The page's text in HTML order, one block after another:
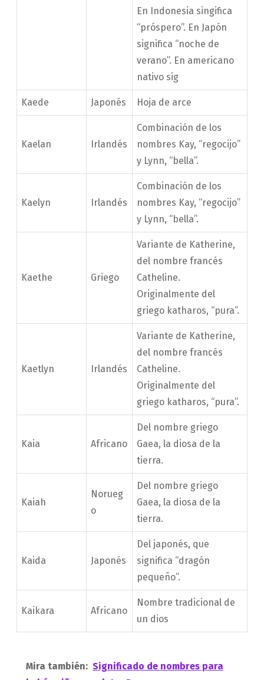
En Indonesia singifica
“próspero”. En Japón
significa “noche de
verano”. En americano
nativo sig
Kaede Japonés Hoja de arce
Kaelan Irlandés
Combinación de los
nombres Kay, “regocijo”
y Lynn, “bella”.
Kaelyn Irlandés
Combinación de los
nombres Kay, “regocijo”
y Lynn, “bella”.
Kaethe Griego
Variante de Katherine,
del nombre francés
Catheline.
Originalmente del
griego katharos, “pura”.
Kaetlyn Irlandés
Variante de Katherine,
del nombre francés
Catheline.
Originalmente del
griego katharos, “pura”.
Kaia Africano
Del nombre griego
Gaea, la diosa de la
tierra.
Kaiah
Norueg
o
Del nombre griego
Gaea, la diosa de la
tierra.
Kaida Japonés
Del japonés, que
significa “dragón
pequeño”.
Kaikara Africano
Nombre tradicional de
un dios
Mira también: Significado de nombres para